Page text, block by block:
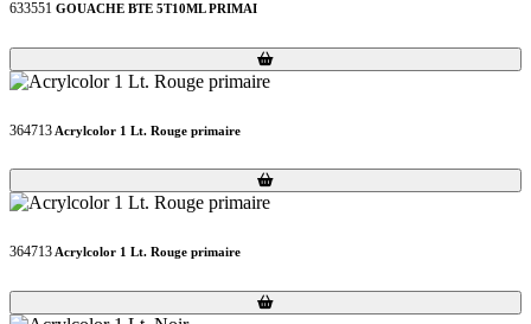
633551 GOUACHE BTE 5T10ML PRIMAI
Loading...
Loading...
364713 Acrylcolor 1 Lt. Rouge primaire
Loading...
Loading...
364713Acrylcolor 1 Lt. Rouge primaire
Loading...
Loading...